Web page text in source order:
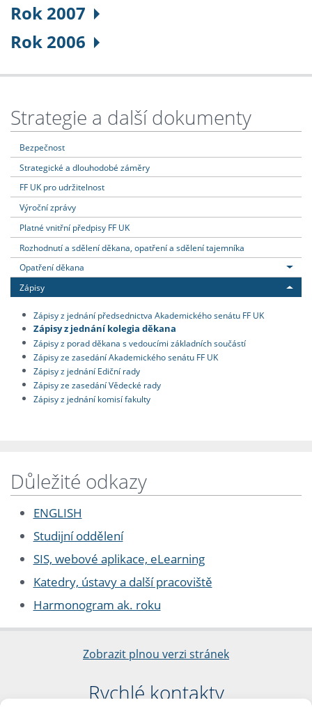
Rok 2007
Rok 2006
Strategie a další dokumenty
Bezpečnost
Strategické a dlouhodobé záměry
FF UK pro udržitelnost
Výroční zprávy
Platné vnitřní předpisy FF UK
Rozhodnutí a sdělení děkana, opatření a sdělení tajemníka
Opatření děkana
Zápisy
Zápisy z jednání předsednictva Akademického senátu FF UK
Zápisy z jednání kolegia děkana
Zápisy z porad děkana s vedoucími základních součástí
Zápisy ze zasedání Akademického senátu FF UK
Zápisy z jednání Ediční rady
Zápisy ze zasedání Vědecké rady
Zápisy z jednání komisí fakulty
Důležité odkazy
ENGLISH
Studijní oddělení
SIS, webové aplikace, eLearning
Katedry, ústavy a další pracoviště
Harmonogram ak. roku
Zobrazit plnou verzi stránek
Rychlé kontakty